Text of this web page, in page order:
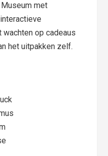
met
op cadeaus
het uitpakken zelf.